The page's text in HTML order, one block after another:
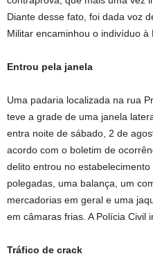
Diante desse fato, foi dada voz
Militar encaminhou o indivíduo à
Entrou pela janela
Uma padaria localizada na rua
teve a grade de uma janela
entra noite de sábado, 2 de
acordo com o boletim de
delito entrou no
polegadas, uma balança, um
mercadorias em geral e uma
em câmaras frias. A Polícia Civil
Tráfico de crack